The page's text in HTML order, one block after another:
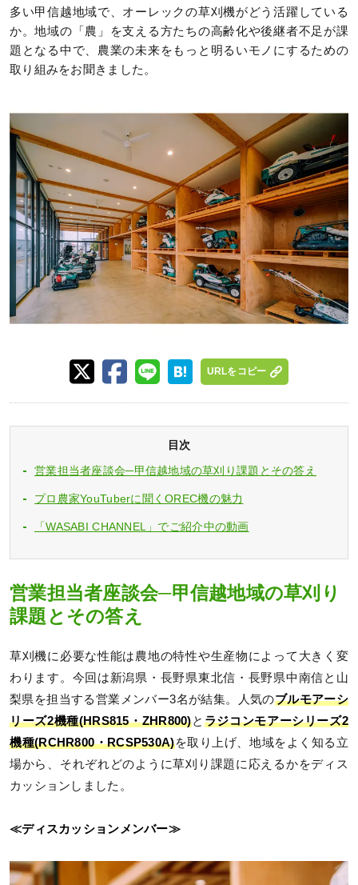
多い甲信越地域で、オーレックの草刈機がどう活躍している
か。地域の「農」を支える方たちの高齢化や後継者不足が課
題となる中で、農業の未来をもっと明るいモノにするための
取り組みをお聞きました。
URLをコピー
目次
営業担当者座談会─甲信越地域の草刈り課題とその答え
プロ農家YouTuberに聞くOREC機の魅力
「WASABI CHANNEL」でご紹介中の動画
営業担当者座談会─甲信越地域の草刈り
課題とその答え
草刈機に必要な性能は農地の特性や生産物によって大きく変
わります。今回は新潟県・長野県東北信・長野県中南信と山
梨県を担当する営業メンバー3名が結集。人気のブルモアーシ
リーズ2機種(HRS815・ZHR800)と ラジコンモアーシリーズ2
機種(RCHR800・RCSP530A)を取り上げ、地域をよく知る立
場から、それぞれどのように草刈り課題に応えるかをディス
カッションしました。
≪ディスカッションメンバー≫